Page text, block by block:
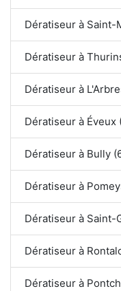
Dératiseur à
Dératiseur à
Dératiseur à
Dératiseur à Éveux
Dératiseur à Bully
Dératiseur à
Dératiseur à Saint-
Dératiseur à
Dératiseur à